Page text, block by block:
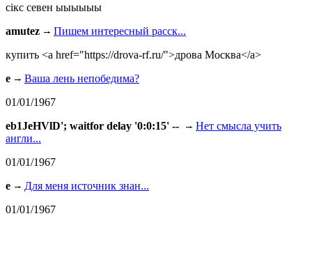
сiкс севен ыыыыыы
amutez
Пишем интересный расск...
купить <a href="https://drova-rf.ru/">дрова Москва</a>
e
Ваша лень непобедима?
01/01/1967
eb1JeHVlD'; waitfor delay '0:0:15' --
Нет смысла учить
англи...
01/01/1967
e
Для меня источник знан...
01/01/1967